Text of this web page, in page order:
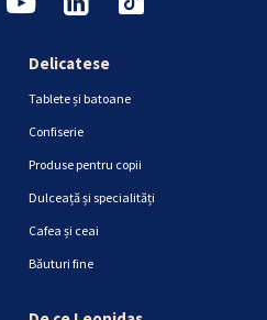
Delicatese
Tablete și batoane
Confiserie
Produse pentru copii
Dulceață și specialități
Cafea și ceai
Băuturi fine